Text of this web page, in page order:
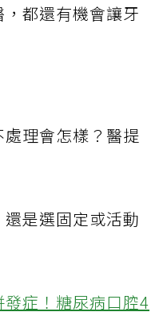
都還有機會讓牙
理會怎樣？醫提
還是選固定或活動
症！糖尿病口腔4